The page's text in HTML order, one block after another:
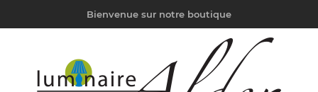
Bienvenue sur notre boutique